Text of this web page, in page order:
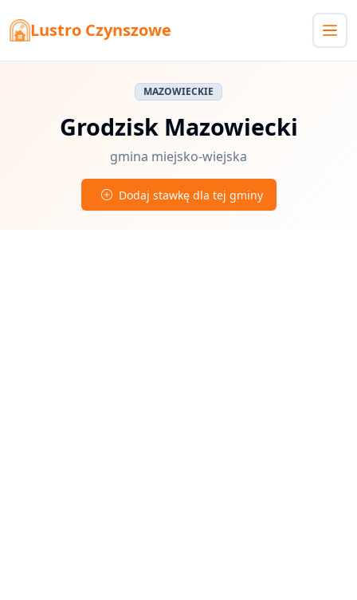
Lustro Czynszowe
MAZOWIECKIE
Grodzisk Mazowiecki
gmina miejsko-wiejska
Dodaj stawkę dla tej gminy